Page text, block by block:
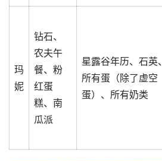
玛
妮
钻石、
农夫午
餐、粉
红蛋
糕、南
瓜派
星露谷年历、石英、
所有蛋（除了虚空
蛋）、所有奶类